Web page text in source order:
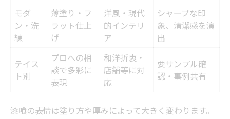
モダ
ン・洗
練
薄塗り・フ
ラット仕上
げ
洋風・現代
的インテリ
ア
シャープな印
象、清潔感を演
出
テイス
ト別
プロへの相
談で多彩に
表現
和洋折衷・
店舗等に対
応
要サンプル確
認・事例共有
漆喰の表情は塗り方や厚みによって大きく変わります。